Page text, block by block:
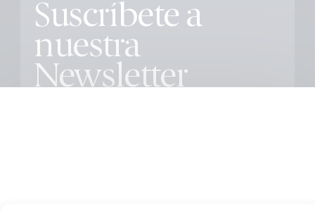
Suscríbete a
nuestra
Newsletter